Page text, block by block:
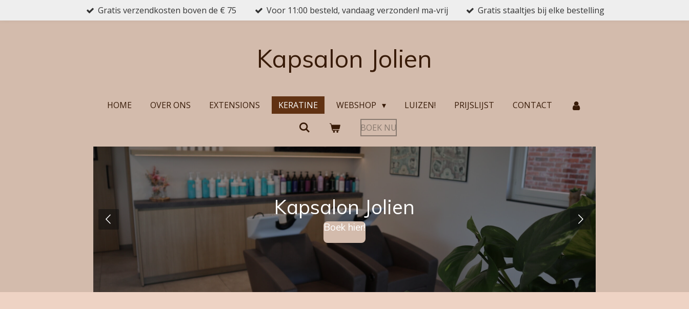
direct
Gratis verzendkosten boven de € 75 Voor 11:00 besteld, vandaag verzonden! ma-vrij Gratis staaltjes bij elke bestelling
Kapsalon Jolien
HOME OVER ONS EXTENSIONS KERATINE WEBSHOP LUIZEN! PRIJSLIJST
CONTACT
BOEK NU
Kapsalon Jolien
Boek hier!